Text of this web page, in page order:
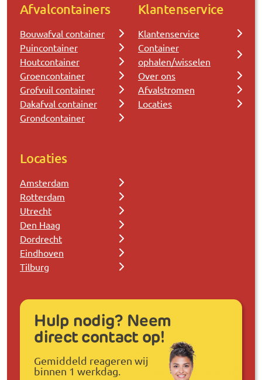
Afvalcontainers
Bouwafval container
Puincontainer
Houtcontainer
Groencontainer
Grofvuil container
Dakafval container
Grondcontainer
Klantenservice
Klantenservice
Container
ophalen/wisselen
Over ons
Afvalstromen
Locaties
Locaties
Amsterdam
Rotterdam
Utrecht
Den Haag
Dordrecht
Eindhoven
Tilburg
Hulp nodig? Neem
direct contact op!
Gemiddeld reageren wij
binnen 1 werkdag.